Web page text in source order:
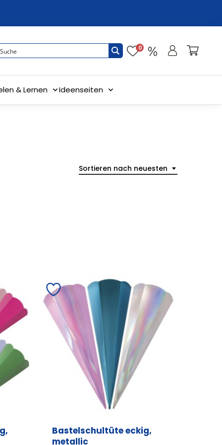
0
& Lernen Ideenseiten
Sortieren nach neuesten
Bastelschultüte eckig,
metallic